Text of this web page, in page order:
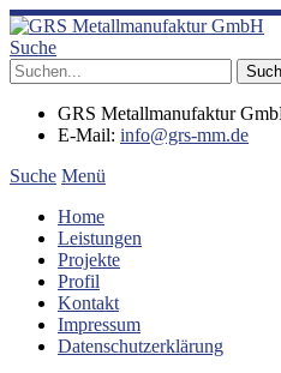
Suche
GRS Metallmanufaktur
E-Mail: info@grs-mm.de
Suche Menü
Home
Leistungen
Projekte
Profil
Kontakt
Impressum
Datenschutzerklärung